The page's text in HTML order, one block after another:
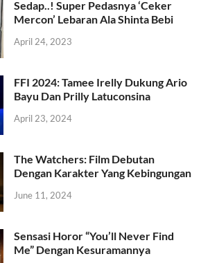
Sedap..! Super Pedasnya ‘Ceker
Mercon’ Lebaran Ala Shinta Bebi
April 24, 2023
FFI 2024: Tamee Irelly Dukung Ario
Bayu Dan Prilly Latuconsina
April 23, 2024
The Watchers: Film Debutan
Dengan Karakter Yang Kebingungan
June 11, 2024
Sensasi Horor “You’ll Never Find
Me” Dengan Kesuramannya